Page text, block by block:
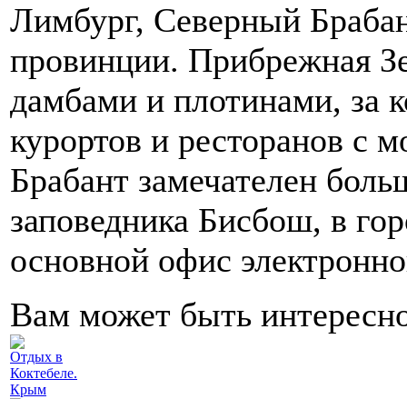
Лимбург, Северный
провинции. Прибрежная
дамбами и плотинами, за
курортов и ресторанов с
Брабант замечателен
заповедника Бисбош, в
основной офис
Вам может быть
Отдых в
Коктебеле.
Крым